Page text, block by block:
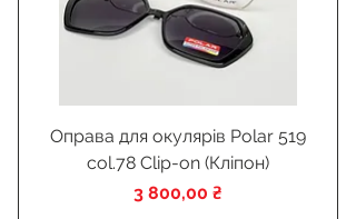
Оправа для окулярів Polar 519
col.78 Clip-on (Кліпон)
Ціна
3 800,00 ₴